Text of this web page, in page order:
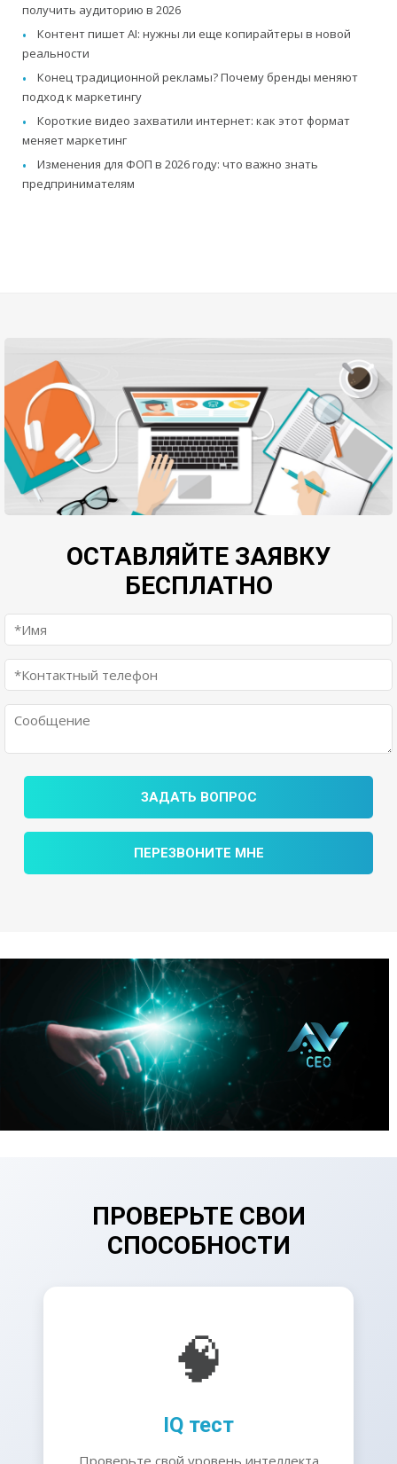
получить аудиторию в 2026
Контент пишет AI: нужны ли еще копирайтеры в новой
реальности
Конец традиционной рекламы? Почему бренды меняют
подход к маркетингу
Короткие видео захватили интернет: как этот формат
меняет маркетинг
Изменения для ФОП в 2026 году: что важно знать
предпринимателям
ОСТАВЛЯЙТЕ ЗАЯВКУ
БЕСПЛАТНО
ЗАДАТЬ ВОПРОС
ПЕРЕЗВОНИТЕ МНЕ
ПРОВЕРЬТЕ СВОИ
СПОСОБНОСТИ
🧠
IQ тест
Проверьте свой уровень интеллекта